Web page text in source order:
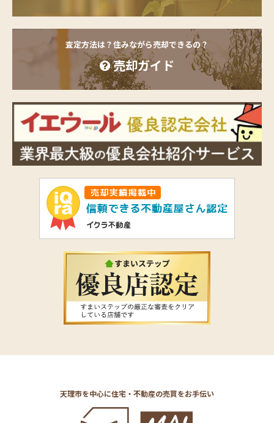
査定方法は？住みながら売却できるの？
売却ガイド
天理市を中心に住宅・不動産の売買をお手伝い